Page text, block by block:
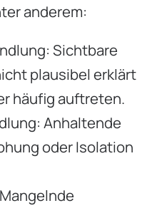
anderem:
Sichtbare
plausibel erklärt
häufig auftreten.
Anhaltende
oder Isolation